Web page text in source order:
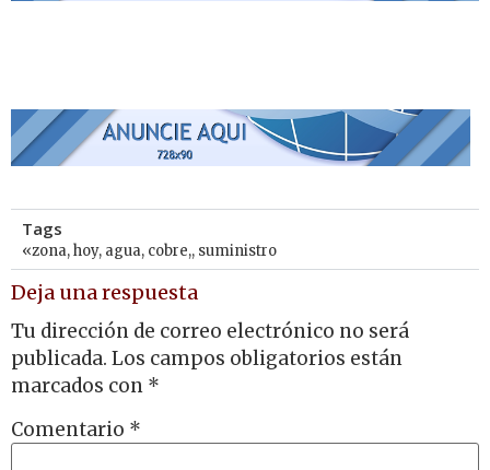
Tags
«zona,hoy, agua, cobre,, suministro
Deja una respuesta
Tu dirección de correo electrónico no será
publicada. Los campos obligatorios están
marcados con *
Comentario *